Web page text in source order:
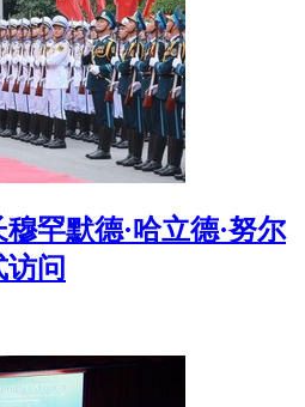
罕默德·哈立德·努尔
问